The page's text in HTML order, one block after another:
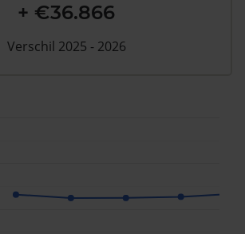
+ €36.866
Verschil 2025 - 2026